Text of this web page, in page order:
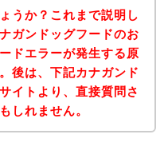
うか？これまで説明し
ガンドッグフードのお
ドエラーが発生する原
後は、下記カナガンド
イトより、直接質問さ
しれません。